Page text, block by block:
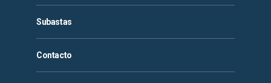
Subastas
Contacto